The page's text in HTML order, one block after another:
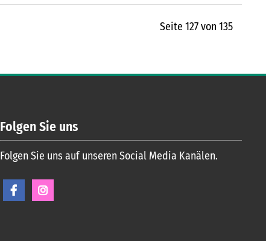
Seite 127 von 135
Folgen Sie uns
Folgen Sie uns auf unseren Social Media Kanälen.